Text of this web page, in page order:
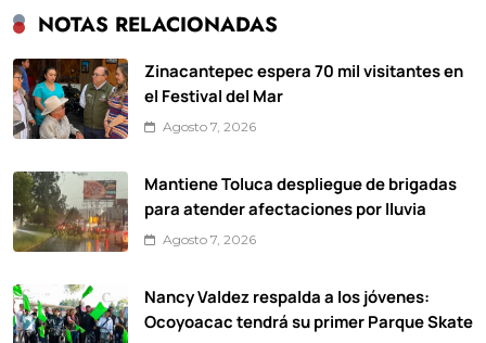
NOTAS RELACIONADAS
Zinacantepec espera 70 mil visitantes en
el Festival del Mar
Agosto 7, 2026
Mantiene Toluca despliegue de brigadas
para atender afectaciones por lluvia
Agosto 7, 2026
Nancy Valdez respalda a los jóvenes:
Ocoyoacac tendrá su primer Parque Skate